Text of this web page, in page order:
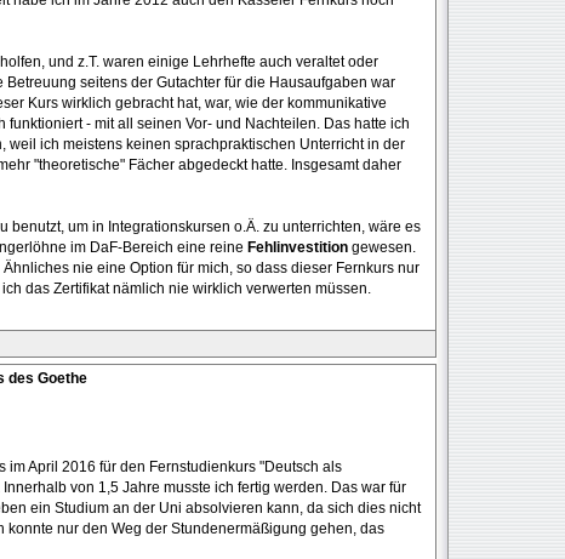
und z.T. waren einige Lehrhefte auch veraltet oder
seitens der Gutachter für die Hausaufgaben war
Kurs wirklich gebracht hat, war, wie der kommunikative
- mit all seinen Vor- und Nachteilen. Das hatte ich
ich meistens keinen sprachpraktischen Unterricht in der
"theoretische" Fächer abgedeckt hatte. Insgesamt daher
benutzt, um in Integrationskursen o.Ä. zu unterrichten, wäre es
im DaF-Bereich eine reine Fehlinvestition gewesen.
nie eine Option für mich, so dass dieser Fernkurs nur
das Zertifikat nämlich nie wirklich verwerten müssen.
des Goethe
April 2016 für den Fernstudienkurs "Deutsch als
von 1,5 Jahre musste ich fertig werden. Das war für
ein Studium an der Uni absolvieren kann, da sich dies nicht
nur den Weg der Stundenermäßigung gehen, das